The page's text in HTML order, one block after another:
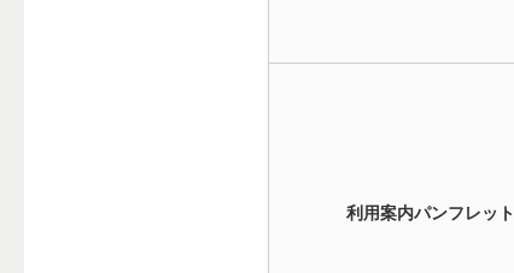
利用案内パンフレット